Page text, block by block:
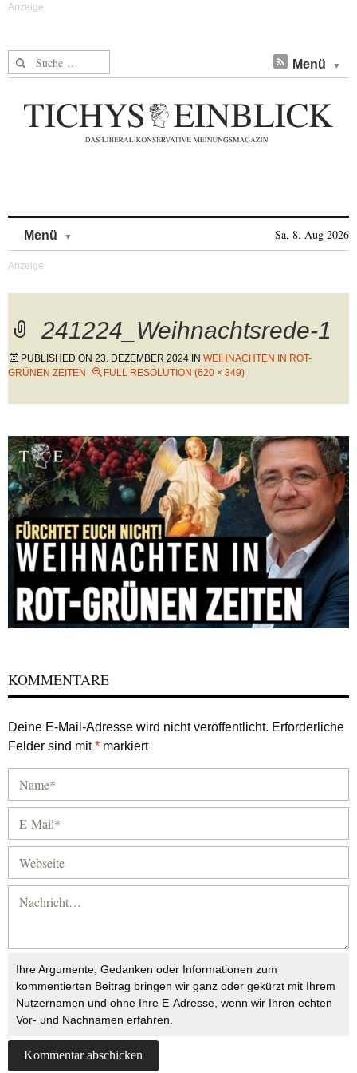
Suche nach: Menü
Menü Sa, 8. Aug 2026
241224_Weihnachtsrede-1
PUBLISHED ON 23. DEZEMBER 2024 IN WEIHNACHTEN IN ROT-
GRÜNEN ZEITEN
FULL RESOLUTION (620 × 349)
KOMMENTARE
Deine E-Mail-Adresse wird nicht veröffentlicht. Erforderliche
Felder sind mit* markiert
Ihre Argumente, Gedanken oder Informationen zum
kommentierten Beitrag bringen wir ganz oder gekürzt mit Ihrem
Nutzernamen und ohne Ihre E-Adresse, wenn wir Ihren echten
Vor- und Nachnamen erfahren.